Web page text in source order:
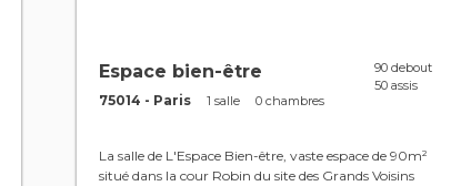
Espace bien-être
75014 - Paris 1 salle 0 chambres
90 debout
50 assis
La salle de L'Espace Bien-être, vaste espace de 90m²
situé dans la cour Robin du site des Grands Voisins